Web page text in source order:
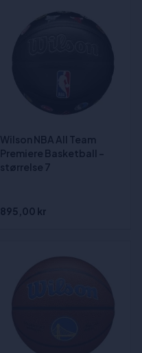
Wilson NBA All Team
Premiere Basketball -
størrelse 7
895,00 kr